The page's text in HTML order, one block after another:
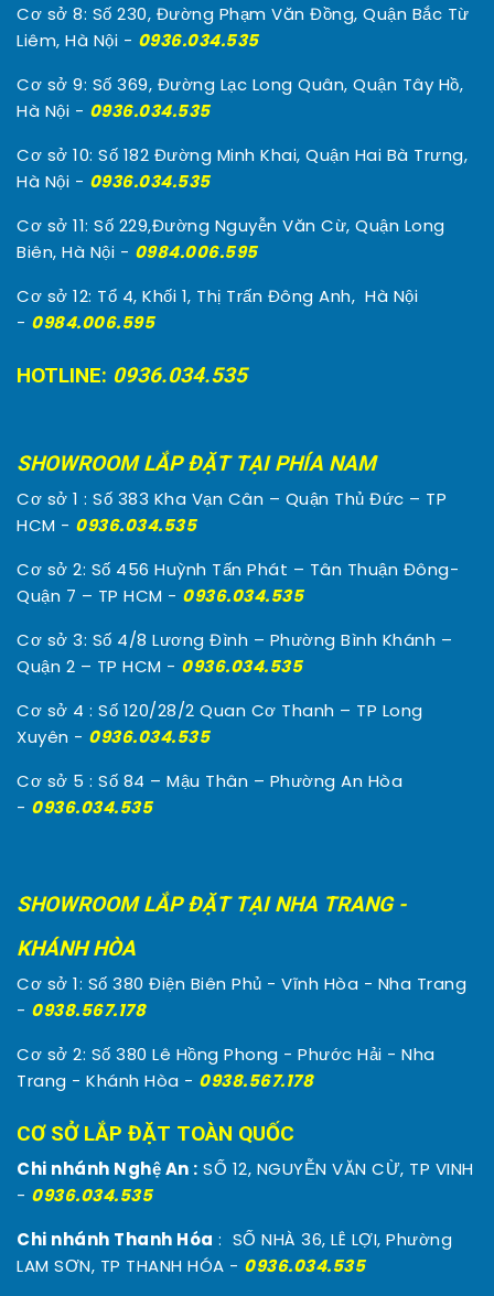
Cơ sở 8: Số 230, Đường Phạm Văn Đồng, Quận Bắc Từ
Liêm, Hà Nội - 0936.034.535
Cơ sở 9: Số 369, Đường Lạc Long Quân, Quận Tây Hồ,
Hà Nội - 0936.034.535
Cơ sở 10: Số 182 Đường Minh Khai, Quận Hai Bà Trưng,
Hà Nội - 0936.034.535
Cơ sở 11: Số 229,Đường Nguyễn Văn Cừ, Quận Long
Biên, Hà Nội - 0984.006.595
Cơ sở 12: Tổ 4, Khối 1, Thị Trấn Đông Anh, Hà Nội
- 0984.006.595
HOTLINE: 0936.034.535
SHOWROOM LẮP ĐẶT TẠI PHÍA NAM
Cơ sở 1 : Số 383 Kha Vạn Cân – Quận Thủ Đức – TP
HCM - 0936.034.535
Cơ sở 2: Số 456 Huỳnh Tấn Phát – Tân Thuận Đông-
Quận 7 – TP HCM - 0936.034.535
Cơ sở 3: Số 4/8 Lương Đình – Phường Bình Khánh –
Quận 2 – TP HCM - 0936.034.535
Cơ sở 4 : Số 120/28/2 Quan Cơ Thanh – TP Long
Xuyên - 0936.034.535
Cơ sở 5 : Số 84 – Mậu Thân – Phường An Hòa
- 0936.034.535
SHOWROOM LẮP ĐẶT TẠI NHA TRANG -
KHÁNH HÒA
Cơ sở 1: Số 380 Điện Biên Phủ - Vĩnh Hòa - Nha Trang
- 0938.567.178
Cơ sở 2: Số 380 Lê Hồng Phong - Phước Hải - Nha
Trang - Khánh Hòa - 0938.567.178
CƠ SỞ LẮP ĐẶT TOÀN QUỐC
Chi nhánh Nghệ An : SỐ 12, NGUYỄN VĂN CỪ, TP VINH
- 0936.034.535
Chi nhánh Thanh Hóa : SỐ NHÀ 36, LÊ LỢI, Phường
LAM SƠN, TP THANH HÓA - 0936.034.535